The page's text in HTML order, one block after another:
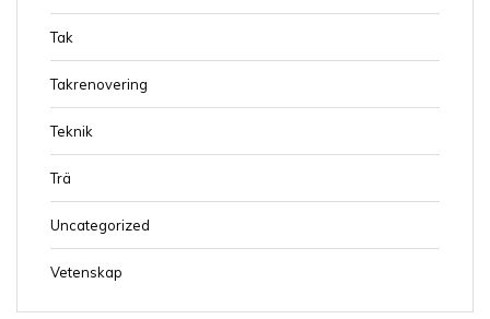
Tak
Takrenovering
Teknik
Trä
Uncategorized
Vetenskap